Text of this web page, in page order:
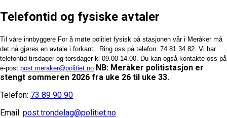
Telefontid og fysiske avtaler
Til våre innbyggere For å møte politiet fysisk på stasjonen vår i Meråker må
det nå gjøres en avtale i forkant.
Ring oss på telefon: 74 81 34 82. Vi har
telefontid tirsdager og torsdager kl 09.00-14.00.
Du kan også kontakte oss på
e-post:post.meraker@politiet.no NB: Meråker politistasjon er
stengt sommeren 2026 fra uke 26 til uke 33.
Telefon: 73 89 90 90
Email: post.trondelag@politiet.no